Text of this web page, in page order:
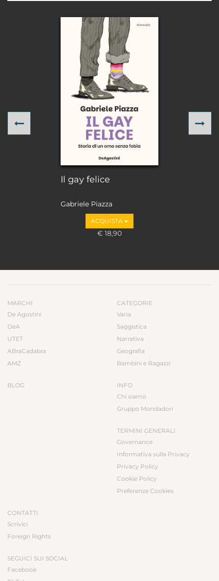
Il gay felice
Gabriele Piazza
ACQUISTA
€ 18,90
Previous
MARCHI
De Agostini
DeA
UTET
ABraCadabra
AMZ
BLOG
CATEGORIE
Varia
Saggistica
Narrativa
Geografia
Bambini e Ragazzi
INFO
Chi siamo
Gruppo Mondadori
TERMINI GENERALI
Governance
Informativa sulla Privacy
Privacy Policy
Cookie Policy
Preferenze Cookies
CONTATTI
Scrivici
Foreign Rights
SEGUICI SUI SOCIAL
Facebook